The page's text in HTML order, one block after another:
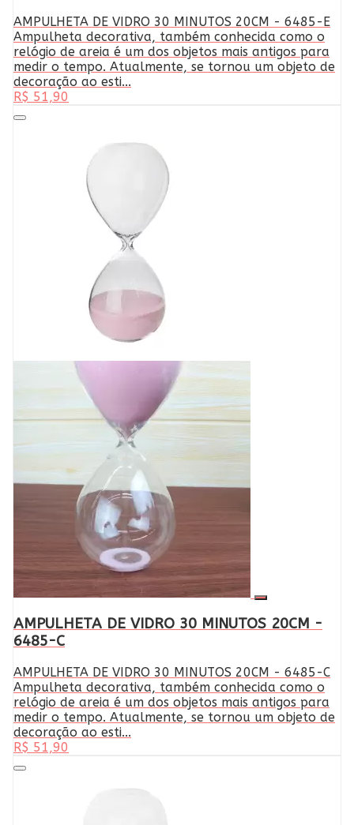
AMPULHETA DE VIDRO 30 MINUTOS 20CM - 6485-E
Ampulheta decorativa, também conhecida como o
relógio de areia é um dos objetos mais antigos para
medir o tempo. Atualmente, se tornou um objeto de
decoração ao esti...
R$ 51,90
AMPULHETA DE VIDRO 30 MINUTOS 20CM -
6485-C
AMPULHETA DE VIDRO 30 MINUTOS 20CM - 6485-C
Ampulheta decorativa, também conhecida como o
relógio de areia é um dos objetos mais antigos para
medir o tempo. Atualmente, se tornou um objeto de
decoração ao esti...
R$ 51,90